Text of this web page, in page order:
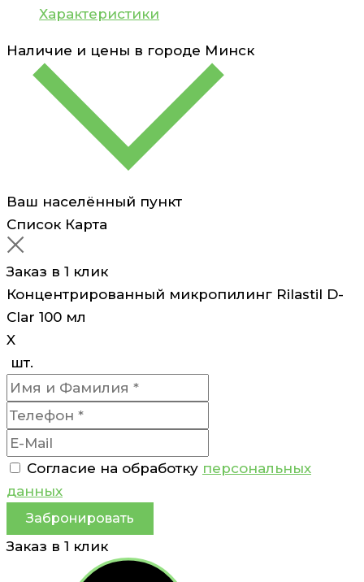
Характеристики
Наличие и цены в городе Минск
Ваш населённый пункт
Список Карта
Заказ в 1 клик
Концентрированный микропилинг Rilastil D-
Clar 100 мл
X
шт.
Согласие на обработку персональных
данных
Забронировать
Заказ в 1 клик